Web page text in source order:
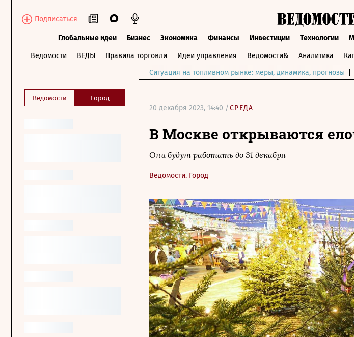
Подписаться
Глобальные идеи Бизнес Экономика Финансы Инвестиции Технологии
Ведомости ВЕДЫ Правила торговли Идеи управления Ведомости& Аналитика
Ведомости Город
Ситуация на топливном рынке: меры, динамика, прогнозы
20 декабря 2023, 14:40 /СРЕДА
В Москве открываются
Они будут работать до 31 декабря
Ведомости. Город